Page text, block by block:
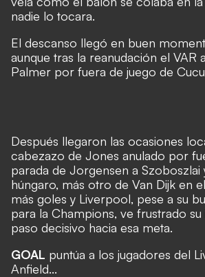
nadie lo tocara.
El descanso llegó en buen
aunque tras la reanudación el VAR
Palmer por fuera de juego de
Después llegaron las ocasiones
cabezazo de Jones anulado por
parada de Jorgensen a Szoboszlai
húngaro, más otro de Van Dijk en
más goles y Liverpool, pese a su
para la Champions, ve frustrado
paso decisivo hacia esa meta.
GOAL puntúa a los jugadores del
Anfield...